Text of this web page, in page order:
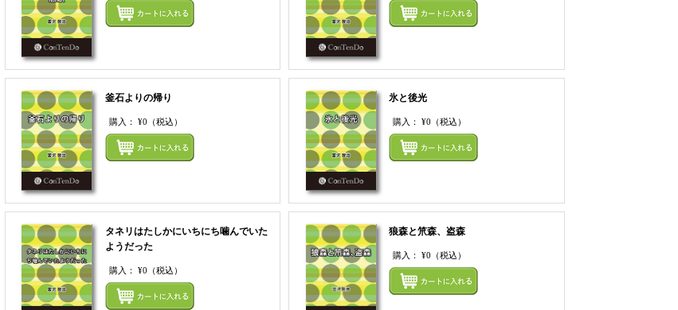
まとめてカートにいれる まとめてカートにいれる
まとめてカートにいれる
釜石よりの帰り
購入： ¥0 （税込）
まとめてカートにいれる
氷と後光
購入：¥0 （税込）
まとめてカートにいれる
タネリはたしかにいちにち噛んでいた
ようだった
購入： ¥0 （税込）
まとめてカートにいれる
狼森と笊森、盗森
購入：¥0 （税込）